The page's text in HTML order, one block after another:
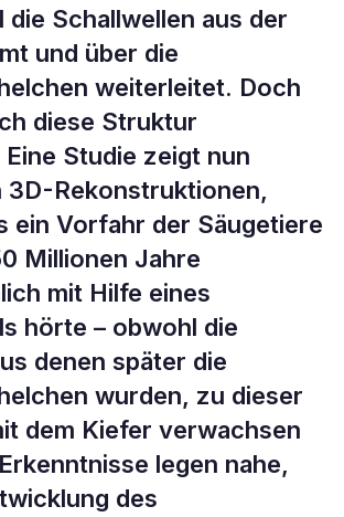
die Schallwellen aus der
und über die
weiterleitet. Doch
diese Struktur
Studie zeigt nun
3D-Rekonstruktionen,
ein Vorfahr der Säugetiere
Millionen Jahre
mit Hilfe eines
hörte – obwohl die
denen später die
wurden, zu dieser
dem Kiefer verwachsen
legen nahe,
des